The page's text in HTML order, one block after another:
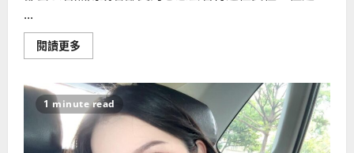
...
閱讀更多
more
秘
女
人
性
欲
亢
1 minute read